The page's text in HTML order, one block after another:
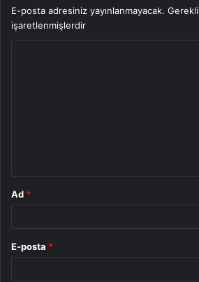
E-posta adresiniz yayınlanmayacak.
işaretlenmişlerdir
Ad *
E-posta *